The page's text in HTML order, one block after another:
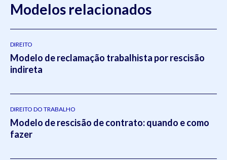
Modelos relacionados
DIREITO
Modelo de reclamação trabalhista por rescisão
indireta
DIREITO DO TRABALHO
Modelo de rescisão de contrato: quando e como
fazer